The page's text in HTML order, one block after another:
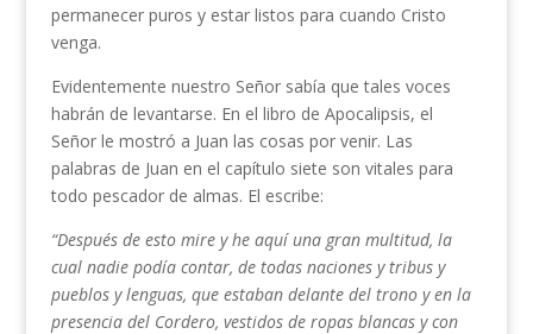
permanecer puros y estar listos para cuando Cristo
venga.
Evidentemente nuestro Señor sabía que tales voces
habrán de levantarse. En el libro de Apocalipsis, el
Señor le mostró a Juan las cosas por venir. Las
palabras de Juan en el capítulo siete son vitales para
todo pescador de almas. El escribe:
“Después de esto mire y he aquí una gran multitud, la
cual nadie podía contar, de todas naciones y tribus y
pueblos y lenguas, que estaban delante del trono y en la
presencia del Cordero, vestidos de ropas blancas y con